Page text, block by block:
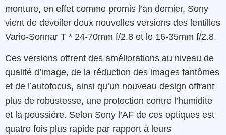
monture, en effet comme promis l’an dernier, Sony
vient de dévoiler deux nouvelles versions des lentilles
Vario-Sonnar T * 24-70mm f/2.8 et le 16-35mm f/2.8.
Ces versions offrent des améliorations au niveau de
qualité d’image, de la réduction des images fantômes
et de l’autofocus, ainsi qu’un nouveau design offrant
plus de robustesse, une protection contre l’humidité
et la poussière. Selon Sony l’AF de ces optiques est
quatre fois plus rapide par rapport à leurs